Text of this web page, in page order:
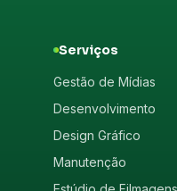
Serviços
Gestão de Mídias
Desenvolvimento
Design Gráfico
Manutenção